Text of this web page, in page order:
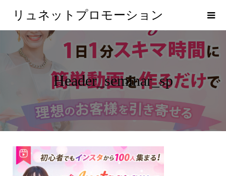
リュネットプロモーション
Header_seminar_sp